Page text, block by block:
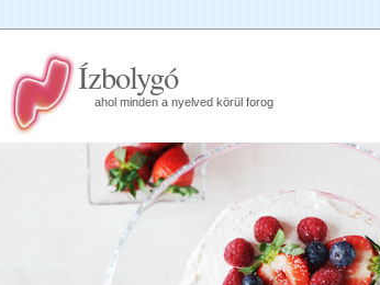
Ízbolygó
ahol minden a nyelved körül forog